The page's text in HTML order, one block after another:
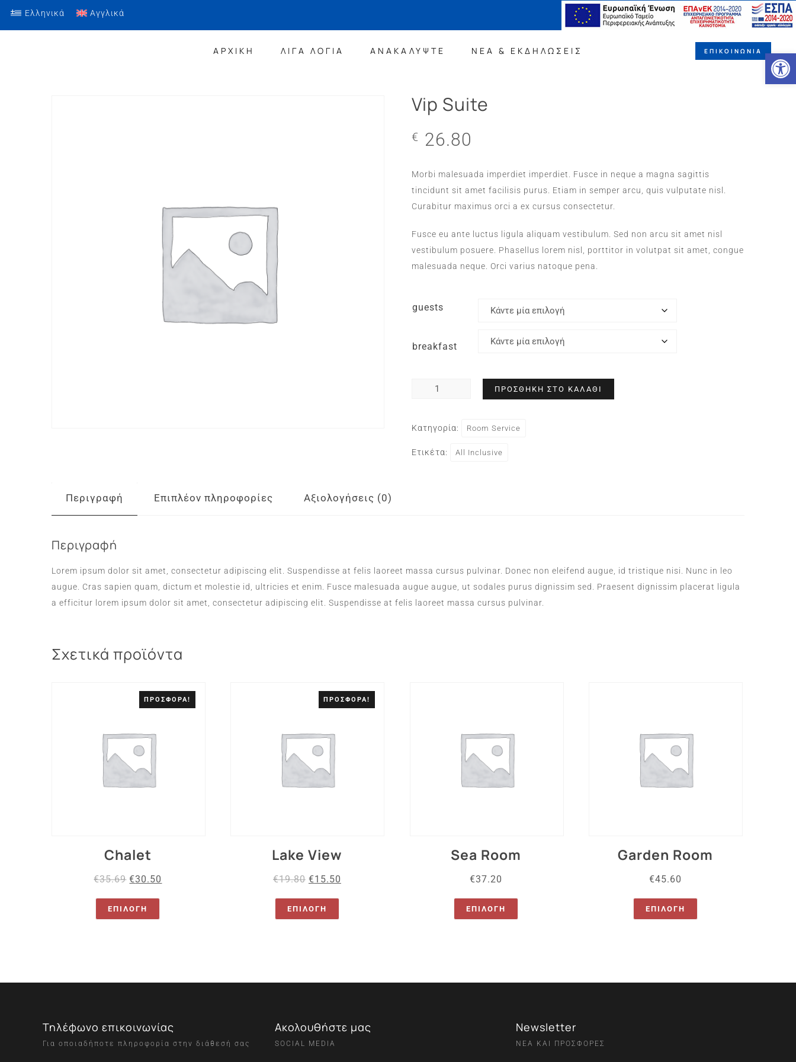
Ελληνικά Αγγλικά
ΑΡΧΙΚΗ ΛΙΓΑ ΛΟΓΙΑ ΑΝΑΚΑΛΥΨΤΕ ΝΕΑ & ΕΚΔΗΛΩΣΕΙΣ ΕΠΙΚΟΙΝΩΝΙΑ
Vip Suite
€ 26.80
Morbi malesuada imperdiet imperdiet. Fusce in neque a magna sagittis
tincidunt sit amet facilisis purus. Etiam in semper arcu, quis vulputate nisl.
Curabitur maximus orci a ex cursus consectetur.
Fusce eu ante luctus ligula aliquam vestibulum. Sed non arcu sit amet nisl
vestibulum posuere. Phasellus lorem nisl, porttitor in volutpat sit amet, congue
malesuada neque. Orci varius natoque pena.
guests
breakfast
ΠΡΟΣΘΉΚΗ ΣΤΟ ΚΑΛΆΘΙ
Κατηγορία: Room Service
Ετικέτα: All Inclusive
Περιγραφή Επιπλέον πληροφορίες Αξιολογήσεις (0)
Περιγραφή
Lorem ipsum dolor sit amet, consectetur adipiscing elit. Suspendisse at felis laoreet massa cursus pulvinar. Donec non eleifend augue, id tristique nisi. Nunc in leo
augue. Cras sapien quam, dictum et molestie id, ultricies et enim. Fusce malesuada augue augue, ut sodales purus dignissim sed. Praesent dignissim placerat ligula
a efficitur lorem ipsum dolor sit amet, consectetur adipiscing elit. Suspendisse at felis laoreet massa cursus pulvinar.
Σχετικά προϊόντα
ΠΡΟΣΦΟΡΆ!
Chalet
€35.69 €30.50
ΕΠΙΛΟΓΉ
ΠΡΟΣΦΟΡΆ!
Lake View
€19.80 €15.50
ΕΠΙΛΟΓΉ
Sea Room
€37.20
ΕΠΙΛΟΓΉ
Garden Room
€45.60
ΕΠΙΛΟΓΉ
Τηλέφωνο επικοινωνίας
Για οποιαδήποτε πληροφορία στην διάθεσή σας
Ακολουθήστε μας
SOCIAL MEDIA
Newsletter
ΝΕΑ ΚΑΙ ΠΡΟΣΦΟΡΕΣ